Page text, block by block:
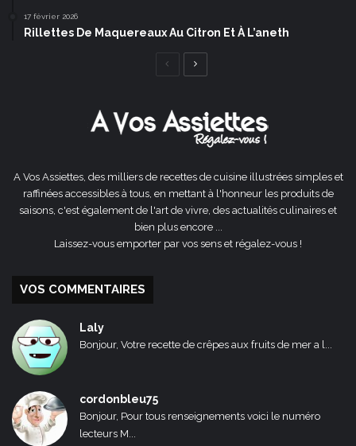
17 février 2026
Rillettes De Maquereaux Au Citron Et À L’aneth
Page
A Vos Assiettes, des milliers de recettes de cuisine illustrées simples et
raffinées accessibles à tous, en mettant à l'honneur les produits de
saisons, c'est également de l'art de vivre, des actualités culinaires et
bien plus encore ...
Laissez-vous emporter par vos sens et régalez-vous !
VOS COMMENTAIRES
Laly
Bonjour, Votre recette de crêpes aux fruits de mer a l...
cordonbleu75
Bonjour, Pour tous renseignements voici le numéro
lecteurs M...